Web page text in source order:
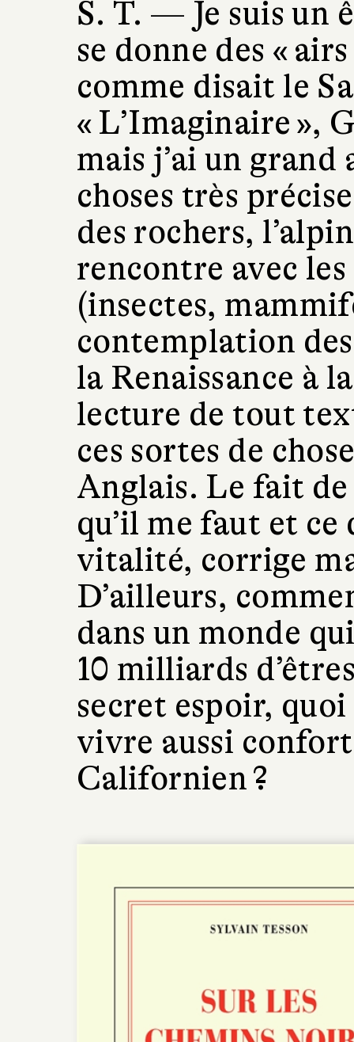
S. T. — Je suis un
se donne des «
comme disait le
« L’Imaginaire »,
mais j’ai un
choses très
des rochers,
rencontre avec les
(insectes,
contemplation
la Renaissance à
lecture de tout
ces sortes de
Anglais. Le fait
qu’il me faut et ce
vitalité, corrige
D’ailleurs,
dans un monde
10 milliards
secret espoir,
vivre aussi
Californien ?